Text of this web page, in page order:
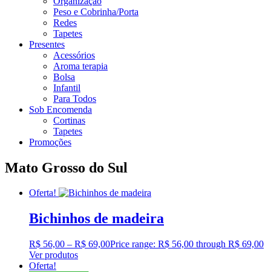
Peso e Cobrinha/Porta
Redes
Tapetes
Presentes
Acessórios
Aroma terapia
Bolsa
Infantil
Para Todos
Sob Encomenda
Cortinas
Tapetes
Promoções
Mato Grosso do Sul
Oferta!
Bichinhos de madeira
R$ 56,00 – R$ 69,00Price range: R$ 56,00 through R$ 69,00
Ver produtos
Oferta!